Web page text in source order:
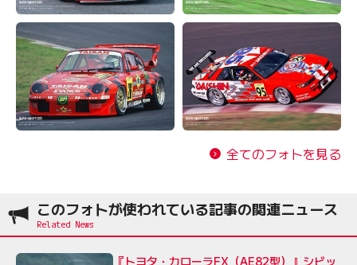
全てのフォトを見る
このフォトが使われている記事の関連ニュース
『トヨタ・カローラFX（AE82型）』シビッ